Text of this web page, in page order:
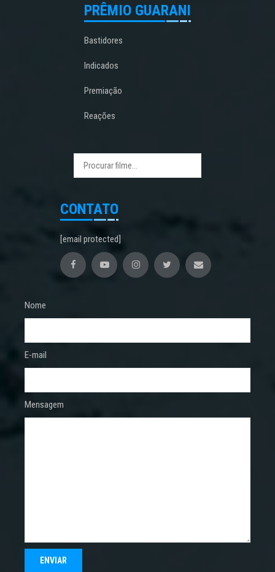
PRÊMIO GUARANI
Bastidores
Indicados
Premiação
Reações
CONTATO
[email protected]
Nome
E-mail
Mensagem